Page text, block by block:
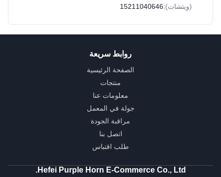
(ويتشات):15211040646
روابط سريعة
الصفحة الرئيسية
منتجات
معلومات عنا
جولة في المعمل
مراقبة الجودة
اتصل بنا
طلب اقتباس
Hefei Purple Horn E-Commerce Co., Ltd.